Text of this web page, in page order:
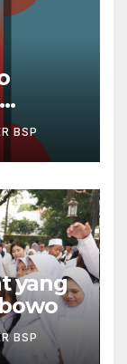
BSP
yang
BSP